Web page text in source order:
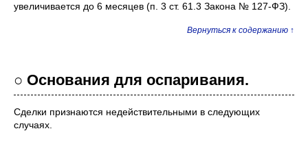
увеличивается до 6 месяцев (п. 3 ст. 61.3 Закона № 127-ФЗ).
Вернуться к содержанию ↑
○ Основания для оспаривания.
Сделки признаются недействительными в следующих
случаях.